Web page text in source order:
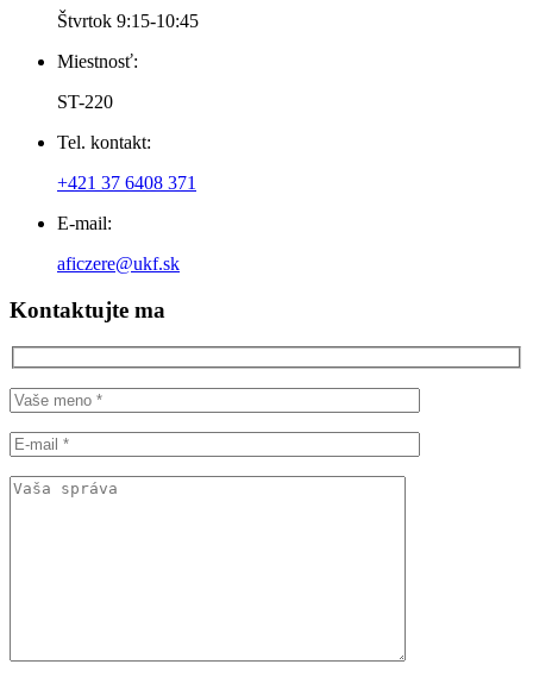
Štvrtok 9:15-10:45
Miestnosť:
ST-220
Tel. kontakt:
+421 37 6408 371
E-mail:
aficzere@ukf.sk
Kontaktujte ma